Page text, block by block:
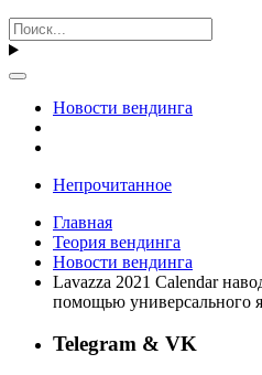
Новости вендинга
Непрочитанное
Главная
Теория вендинга
Новости вендинга
Lavazza 2021 Calendar
помощью универсального
Telegram & VK